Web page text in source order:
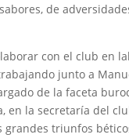
de
con el club en
junto a
de la faceta
en la secretaría del
grandes triunfos